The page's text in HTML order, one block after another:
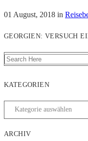
01 August, 2018 in
GEORGIEN: VERSUCH
KATEGORIEN
ARCHIV